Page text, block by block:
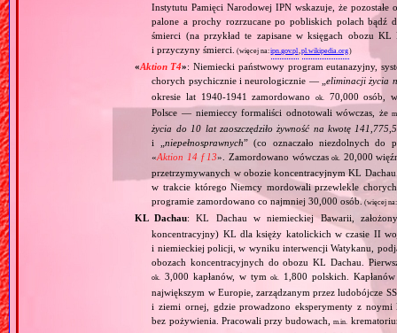
Instytutu Pamięci Narodowej IPN wskazuje, że
palone a prochy rozrzucane po pobliskich polach bądź
śmierci (na przykład te zapisane w księgach obozu
i przyczyny śmierci.
(więcej na:ipn.gov.pl,pl.wikipedia.org)
«Aktion T4»: Niemiecki państwowy program eutanazyjny,
chorych psychicznie i neurologicznie — „eliminacji życia
okresie lat 1940‐1941 zamordowanook.
70,000 osób,
Polsce — niemieccy formaliści odnotowali wówczas, że
życia do 10 lat zaoszczędziło żywność na kwotę
i „ niepełnosprawnych” (co oznaczało niezdolnych do
«Aktion 14 f 13». Zamordowano wówczasok. 20,000
przetrzymywanych w obozie koncentracyjnym KL
w trakcie którego Niemcy mordowali przewlekle
programie zamordowano co najmniej 30,000 osób. (więcej
KL Dachau: KL Dachau w niemieckiej Bawarii,
koncentracyjny) KL dla księży katolickich w czasie II
i niemieckiej policji, w wyniku interwencji Watykanu,
obozach koncentracyjnych do obozu KL Dachau.
ok. 3,000 kapłanów, w tymok.
1,800 polskich.
największym w Europie, zarządzanym przez ludobójcze
i ziemi ornej, gdzie prowadzono eksperymenty z
bez pożywienia. Pracowali przy budowach,m.in.